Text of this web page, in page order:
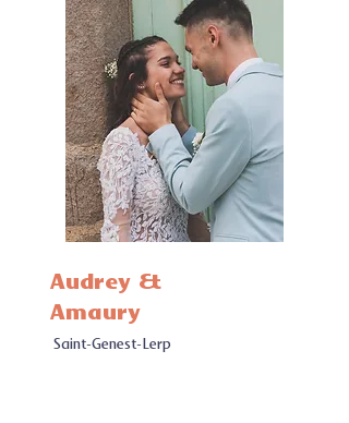
Audrey &
Amaury
Saint-Genest-Lerp